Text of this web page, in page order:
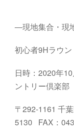
―現地集合・現
初心者9Hラウ
日時：2020年
ントリー倶楽部
〒292-1161 千
5130 FAX：